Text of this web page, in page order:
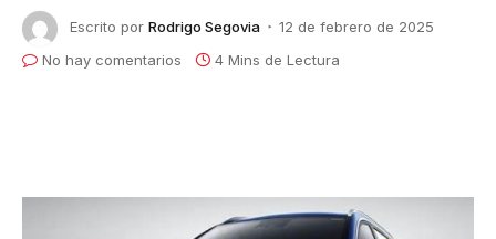
Escrito por Rodrigo Segovia
12 de febrero de 2025
No hay comentarios
4 Mins de Lectura